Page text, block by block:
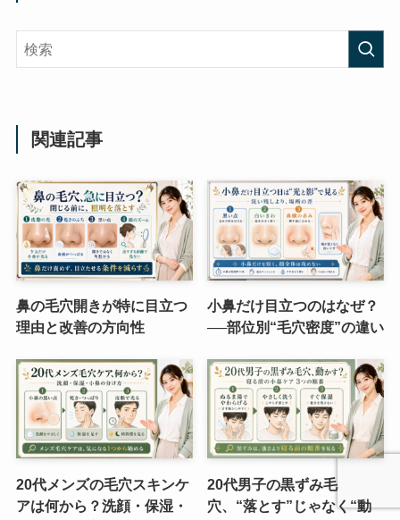
関連記事
鼻の毛穴開きが特に目立つ
理由と改善の方向性
小鼻だけ目立つのはなぜ？
──部位別“毛穴密度”の違い
20代メンズの毛穴スキンケ
アは何から？洗顔・保湿・
20代男子の黒ずみ毛
穴、“落とす”じゃなく“動